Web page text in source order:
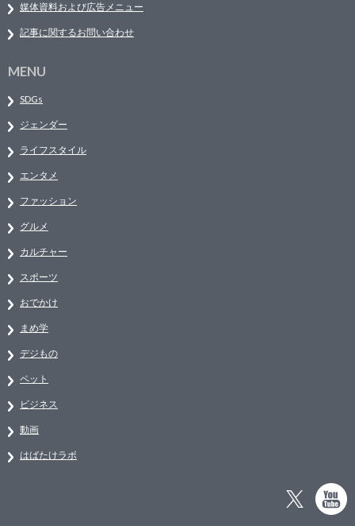
媒体資料および広告メニュー
記事に関するお問い合わせ
MENU
SDGs
ジェンダー
ライフスタイル
エンタメ
ファッション
グルメ
カルチャー
スポーツ
おでかけ
まめ学
デジもの
ペット
ビジネス
動画
はばたけラボ